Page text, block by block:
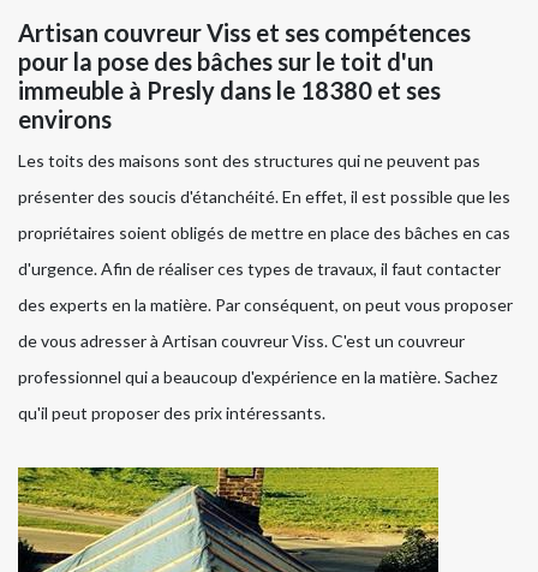
Artisan couvreur Viss et ses compétences
pour la pose des bâches sur le toit d'un
immeuble à Presly dans le 18380 et ses
environs
Les toits des maisons sont des structures qui ne peuvent pas
présenter des soucis d'étanchéité. En effet, il est possible que les
propriétaires soient obligés de mettre en place des bâches en cas
d'urgence. Afin de réaliser ces types de travaux, il faut contacter
des experts en la matière. Par conséquent, on peut vous proposer
de vous adresser à Artisan couvreur Viss. C'est un couvreur
professionnel qui a beaucoup d'expérience en la matière. Sachez
qu'il peut proposer des prix intéressants.